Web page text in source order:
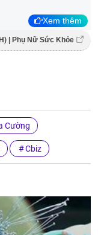
Xem thêm
| Phụ Nữ Sức Khỏe
Cường
Cbiz